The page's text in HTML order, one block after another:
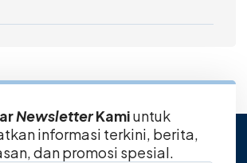
NewsletterKamiuntuk
informasi terkini, berita,
dan promosi spesial.